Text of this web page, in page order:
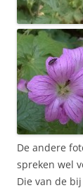
De andere
spreken wel
Die van de